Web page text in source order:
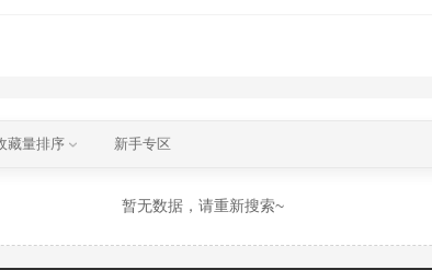
藏量排序 新手专区
暂无数据，请重新搜索~